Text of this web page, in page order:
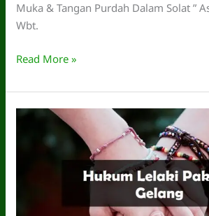
Muka & Tangan Purdah Dalam Solat ”
Wbt.
Hukum
Purdah.
Wajib,
Read More »